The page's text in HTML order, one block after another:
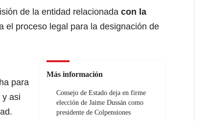
de la entidad relacionada con la
el proceso legal para la designación de
Más información
Consejo de Estado deja en firme
elección de Jaime Dussán como
presidente de Colpensiones
para
y asi